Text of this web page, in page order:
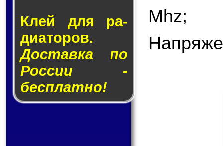
Клей для ра­
ди­а­то­ров.
Доставка по
России -
бесплатно!
Mhz;